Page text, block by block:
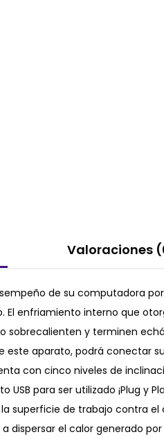
Valoraciones
de su computadora
El enfriamiento interno que
sobrecalienten y terminen
este aparato, podrá conectar
con cinco niveles de
USB para ser utilizado ¡Plug y
la superficie de trabajo contra el
a dispersar el calor generado